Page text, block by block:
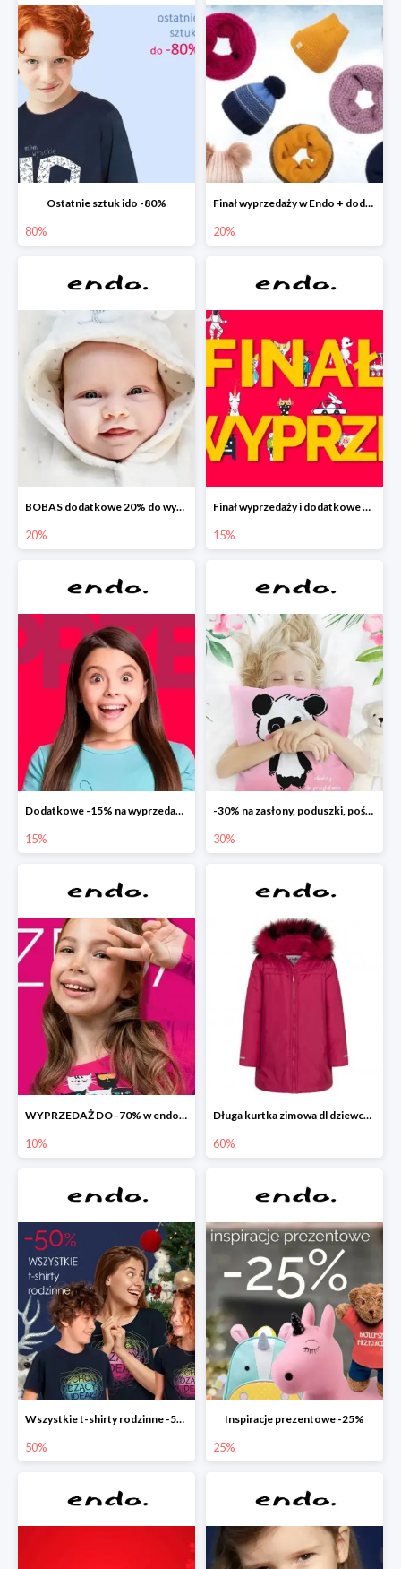
Ostatnie sztuk ido -80%
80%
Finał wyprzedaży w Endo + dodatkowe 2% rabatu
20%
BOBAS dodatkowe 20% do wyprzedaży
20%
Finał wyprzedaży i dodatkowe 15%
15%
Dodatkowe -15% na wyprzedaż do -70%
15%
-30% na zasłony, poduszki, pościele dla dzieci
30%
WYPRZEDAŻ DO -70% w endo.pl
10%
Długa kurtka zimowa dl dziewczynki
60%
Wszystkie t-shirty rodzinne -50%
50%
Inspiracje prezentowe -25%
25%